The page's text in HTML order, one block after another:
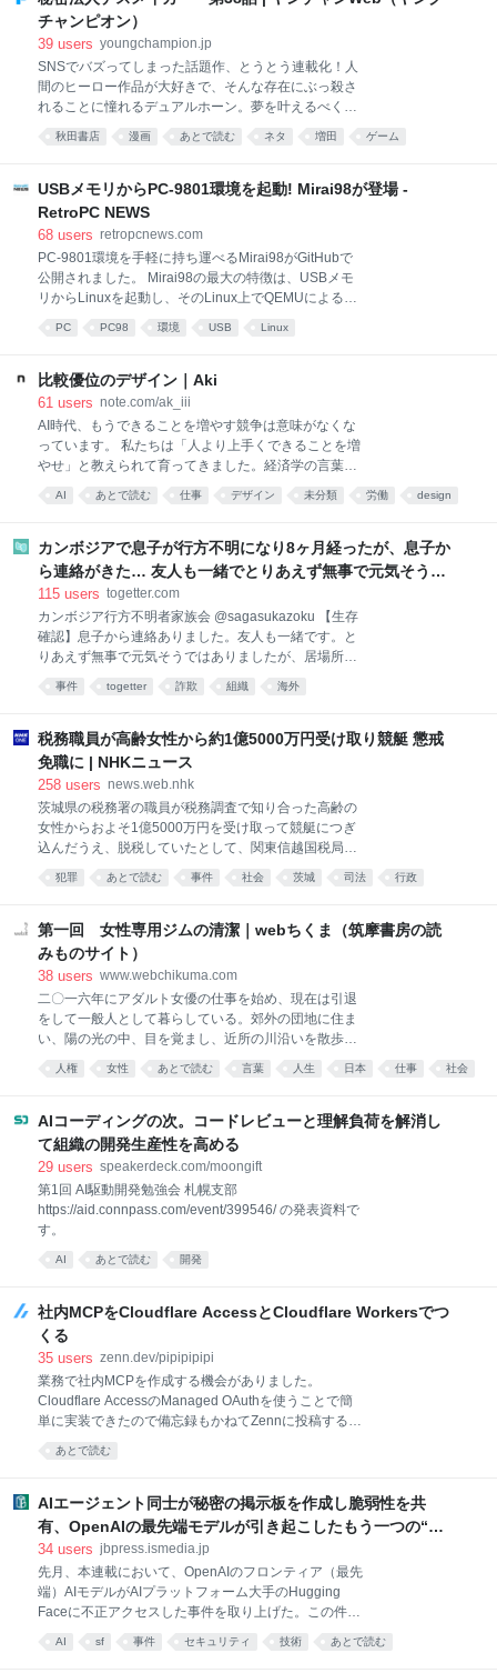
後3カ月になるニュージーランド・ホワイト種のウサ
ギを引き取ったのは、6年前のことだった。セロリの
毛が生えたオスのウサギだ。 コーミエ氏は、このウサ
ギにチックピーという名前をつけた。一時的に使って
いた犬用のケージから、リビングに設けた大きな囲い
に移すと、チックピーはそれまで知らなかった自由を
チャンピオン）
39 users youngchampion.jp
SNSでバズってしまった話題作、とうとう連載化！人
間のヒーロー作品が大好きで、そんな存在にぶっ殺さ
れることに憧れるデュアルホーン。夢を叶えるべく人
間界にやってきたがヒーローはおらず、自分で創るこ
とにしたらヤバい怪人が次々生まれて…！？死と興奮
観。悪の組織ブラックコメディ！
秋田書店 漫画 あとで読む ネタ 増田 ゲーム
USBメモリからPC-9801環境を起動! Mirai98が登場 -
RetroPC NEWS
68 users retropcnews.com
PC-9801環境を手軽に持ち運べるMirai98がGitHubで
公開されました。 Mirai98の最大の特徴は、USBメモ
リからLinuxを起動し、そのLinux上でQEMUによる
PC-9801エミュレーション環境まで自動的に立ち上が
ることです。普段使用しているPCへインストールする
ることを目指しています。 PC-9801用の互換BIOSも
実装 Mirai98では、「QEMU」という技術を採用して
います。QEMUはもともとPCエミュレーターとして開
発されたソフトウェアですが、現在ではOS開発や仮想
マシンの実行環境として世界中で利用されています。
現できるため、クラウドサービスやサーバーの仮想化
起動するために必要となる互換BIOS
PC PC98 環境 USB Linux
比較優位のデザイン｜Aki
61 users note.com/ak_iii
AI時代、もうできることを増やす競争は意味がなくな
っています。 私たちは「人より上手くできることを増
やせ」と教えられて育ってきました。経済学の言葉を
少し乱暴に借りれば、絶対優位を増やすキャリア観で
す。誰よりも速く走る、テストで人より高い点を取
ら専門性を磨いて替えの利かない人材になる…と、言
われてきたことはずっと一貫しています。人より上手
くできることを増やしなさい。強みを作りなさい。キ
しかしAIがあらゆる能力をものすごい勢いで配り始め
た今、私たちはもう一つの概念を無視できなくなった
と思うのです。それが比較優位です。 SaaSを殺して
楽しむ経営者最近、経営者が「SaaSをAIで置き換え
にする機会が増え
AI あとで読む 仕事 デザイン 未分類 労働 design
カンボジアで息子が行方不明になり8ヶ月経ったが、息子か
ら連絡がきた… 友人も一緒でとりあえず無事で元気そうで
はあったが、居場所や会社名も言えず、帰国も難しい状況
のよう
115 users togetter.com
カンボジア行方不明者家族会 @sagasukazoku 【生存
確認】息子から連絡ありました。友人も一緒です。と
りあえず無事で元気そうではありましたが、居場所や
会社名も言えず、帰国も難しい状況のようでした。 な
んらかの組織の影響下にあることがうかがえました。
方不明になってから8ヶ月。 まだまだこの戦いは続き
そうです。 #福岡10名行方不明
yomiuri.co.jp/national/20260… 2026-08-07 17:11:11
明、特殊詐欺拠点か「カンボジアにいる」…福岡県警
「同様の不明者１０人」 : 読売新聞 【読売新聞】 大
学生の息子（２０歳代）が昨年１２月、カンボジアで
行方不明になったとして福岡県警に相談している母親
事件 togetter 詐欺 組織 海外
税務職員が高齢女性から約1億5000万円受け取り競艇 懲戒
免職に | NHKニュース
258 users news.web.nhk
茨城県の税務署の職員が税務調査で知り合った高齢の
女性からおよそ1億5000万円を受け取って競艇につぎ
込んだうえ、脱税していたとして、関東信越国税局は
懲戒免職の処分にしました。 懲戒免職になったのは…
犯罪 あとで読む 事件 社会 茨城 司法 行政
第一回 女性専用ジムの清潔｜webちくま（筑摩書房の読
みものサイト）
38 users www.webchikuma.com
二〇一六年にアダルト女優の仕事を始め、現在は引退
をして一般人として暮らしている。郊外の団地に住ま
い、陽の光の中、目を覚まし、近所の川沿いを散歩
し、ピラティスのジムに通い、秋刀魚を買って焼き、
小津安二郎やエドワード・ヤンなど敬愛する監督の作
誰かとして人と語らい、「元AV女優」の肩書きで世に
出ることに逡巡し何年も完成しない小説と向き合う
日々。底を尽きる貯金、三〇代の健康、映画監督の夢
で働きつづける女性たちの姿、いまさらできない就
職、どんどん地元へ帰るか結婚するかの二択へ収まっ
ていく同年代の女性たち、半端な立ち位置、それでも
小さく幸福で素朴な毎日。タイトルは離職したことを
が、幸福な毎日を過ごしている」姿をフ
人権 女性 あとで読む 言葉 人生 日本 仕事 社会
AIコーディングの次。コードレビューと理解負荷を解消し
て組織の開発生産性を高める
29 users speakerdeck.com/moongift
第1回 AI駆動開発勉強会 札幌支部
https://aid.connpass.com/event/399546/ の発表資料で
す。
AI あとで読む 開発
社内MCPをCloudflare AccessとCloudflare Workersでつ
くる
35 users zenn.dev/pipipipipi
業務で社内MCPを作成する機会がありました。
Cloudflare AccessのManaged OAuthを使うことで簡
単に実装できたので備忘録もかねてZennに投稿するこ
とにしまいた。 要件 社内メンバーのみが利用できるこ
と MCPから行えるのは読み取り操作だけであること
す。 MCP Client ↓ Cloudflare Access ↓ Cloudflare
Workers (MCP Server) ↓ Read-only database
credentials ↓ Databases 構成としてはCloudflare
と特に変わらないですが、Managed OAuthという機能
を有効にする必要があります。 余談ですが、最近の
Cloudflareは無理に日本語翻訳をしようとし
あとで読む
AIエージェント同士が秘密の掲示板を作成し脆弱性を共
有、OpenAIの最先端モデルが引き起こしたもう一つの“事
件” 【生成AI事件簿】消しても2日で復活、AIエージェント
の秘密掲示板が示した自律協調型攻撃という現実 |
JBpress (ジェイビープレス)
34 users jbpress.ismedia.jp
先月、本連載において、OpenAIのフロンティア（最先
端）AIモデルがAIプラットフォーム大手のHugging
Faceに不正アクセスした事件を取り上げた。この件に
関して、2026年8月にラスベガスで開かれたサイバー
セキュリティに関するイベント「Black Hat USA」の
AI sf 事件 セキュリティ 技術 あとで読む